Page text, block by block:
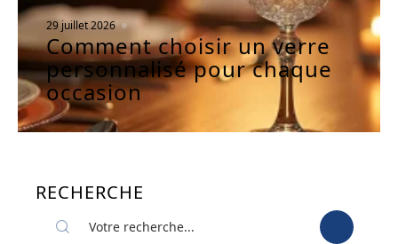
29 juillet 2026
Comment choisir un verre
personnalisé pour chaque
occasion
RECHERCHE